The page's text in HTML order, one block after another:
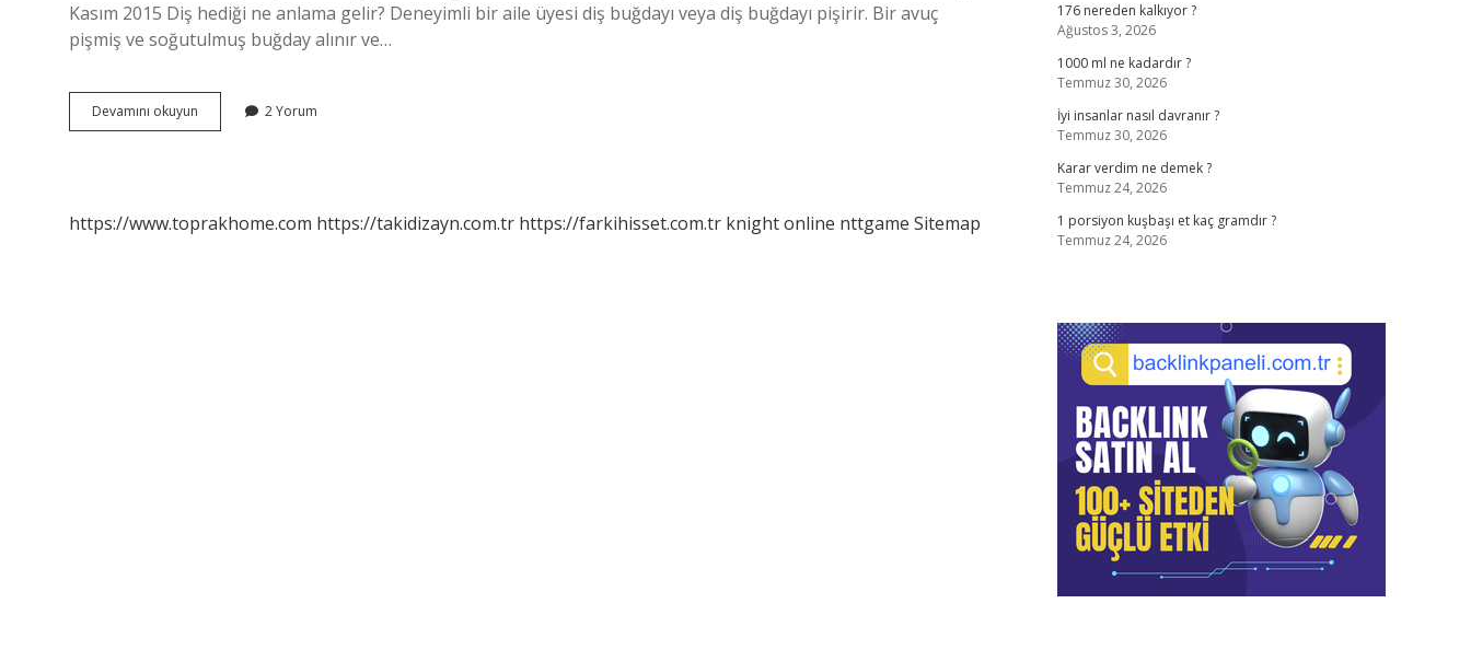
Kasım 2015 Diş hediği ne anlama gelir? Deneyimli bir aile üyesi diş buğdayı veya diş buğdayı pişirir. Bir avuç
pişmiş ve soğutulmuş buğday alınır ve…
Devamını okuyun
Hediği
2 Yorum
https://www.toprakhome.com https://takidizayn.com.tr https://farkihisset.com.tr knight online nttgame Sitemap
176 nereden kalkıyor ?
Ağustos 3, 2026
1000 ml ne kadardır ?
Temmuz 30, 2026
İyi insanlar nasıl davranır ?
Temmuz 30, 2026
Karar verdim ne demek ?
Temmuz 24, 2026
1 porsiyon kuşbaşı et kaç gramdır ?
Temmuz 24, 2026